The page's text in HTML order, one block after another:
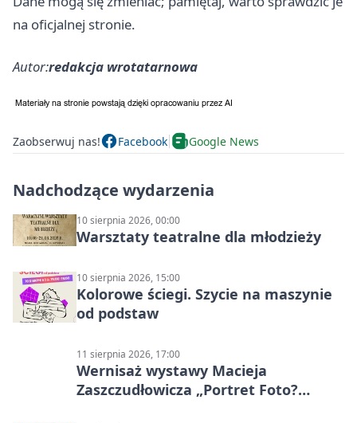
na oficjalnej stronie.
Autor:redakcja wrotatarnowa
Zaobserwuj nas! Facebook Google News
Nadchodzące wydarzenia
10 sierpnia 2026, 00:00
Warsztaty teatralne dla młodzieży
10 sierpnia 2026, 15:00
Kolorowe ściegi. Szycie na maszynie
od podstaw
11 sierpnia 2026, 17:00
Wernisaż wystawy Macieja
Zaszczudłowicza „Portret Foto?